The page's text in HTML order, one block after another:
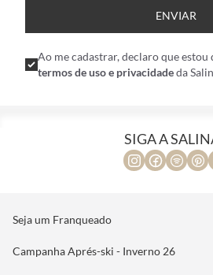
ENVIAR
Ao me cadastrar, declaro que estou
termos de uso e privacidadeda
SIGA A
Seja um Franqueado
Campanha Aprés-ski - Inverno 26